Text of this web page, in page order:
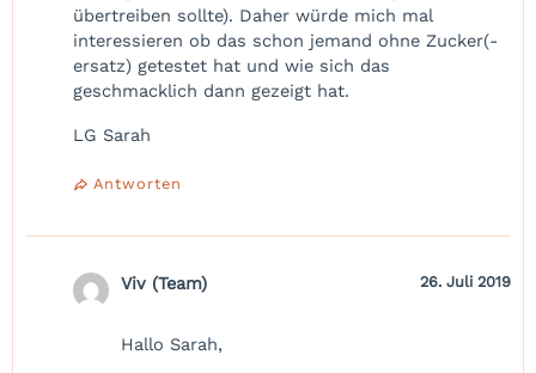
übertreiben sollte). Daher würde mich mal
interessieren ob das schon jemand ohne Zucker(-
ersatz) getestet hat und wie sich das
geschmacklich dann gezeigt hat.
LG Sarah
Antworten
Viv (Team) 26. Juli 2019
Hallo Sarah,